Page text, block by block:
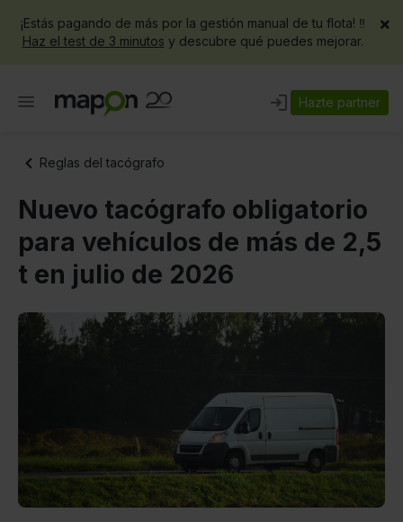
¡Estás pagando de más por la gestión manual de tu flota! ‼️
Haz el test de 3 minutos y descubre qué puedes mejorar.
×
Hazte partner
Reglas del tacógrafo
Nuevo tacógrafo obligatorio
para vehículos de más de 2,5
t en julio de 2026